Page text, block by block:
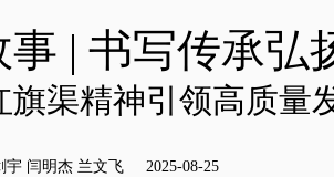
| 书写传承弘
渠精神引领高质量
闫明杰 兰文飞 2025-08-25